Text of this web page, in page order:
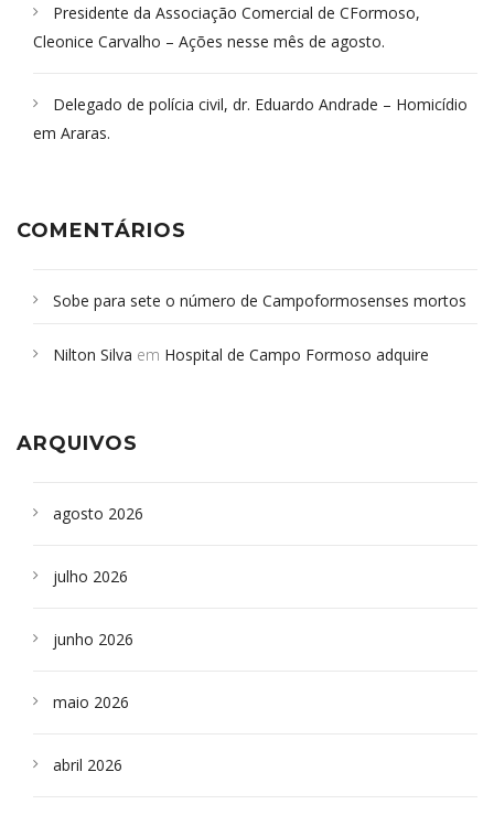
Presidente da Associação Comercial de CFormoso,
Cleonice Carvalho – Ações nesse mês de agosto.
Delegado de polícia civil, dr. Eduardo Andrade – Homicídio
em Araras.
COMENTÁRIOS
Sobe para sete o número de Campoformosenses mortos
Campoformosenses que morreram em desabamentos são
Nilton Silva em Hospital de Campo Formoso adquire
ARQUIVOS
agosto 2026
julho 2026
junho 2026
maio 2026
abril 2026